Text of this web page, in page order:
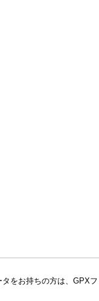
をお持ちの方は、GPXフ